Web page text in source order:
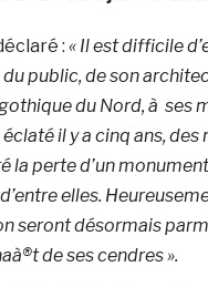
: « Il est difficile
public, de son
du Nord, à ses
il y a cinq ans, des
la perte d’un
elles.
seront désormais
de ses cendres ».